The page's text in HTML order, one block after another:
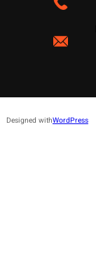
Designed withWordPress